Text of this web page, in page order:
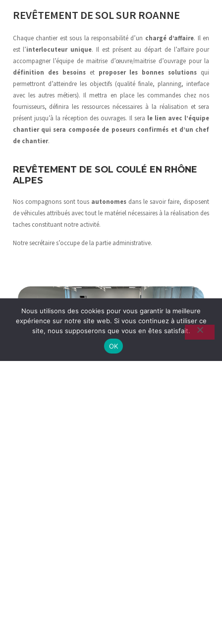
REVÊTEMENT DE SOL SUR ROANNE
Chaque chantier est sous la responsabilité d’un chargé d’affaire. Il en
est l’interlocuteur unique. Il est présent au départ de l’affaire pour
accompagner l’équipe de maitrise d’œuvre/maitrise d’ouvrage pour la
définition des besoinset proposer les bonnes solutions qui
permettront d’atteindre les objectifs (qualité finale, planning, interface
avec les autres métiers). Il mettra en place les commandes chez nos
fournisseurs, définira les ressources nécessaires à la réalisation et sera
présent jusqu’à la réception des ouvrages. Il sera le lien avec l’équipe
chantier qui sera composée de poseurs confirmés et d’un chef
de chantier.
REVÊTEMENT DE SOL COULÉ EN RHÔNE
ALPES
Nos compagnons sont tous autonomesdans le savoir faire, disposent
de véhicules attribués avec tout le matériel nécessaires à la réalisation des
taches constituant notre activité.
Notre secrétaire s’occupe de la partie administrative.
SOLS PVC
Nous utilisons des cookies pour vous garantir la meilleure
expérience sur notre site web. Si vous continuez à utiliser ce
site, nous supposerons que vous en êtes satisfait.
OK